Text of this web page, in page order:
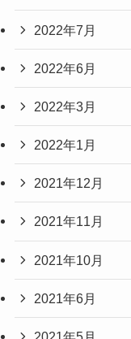
2022年7月
2022年6月
2022年3月
2022年1月
2021年12月
2021年11月
2021年10月
2021年6月